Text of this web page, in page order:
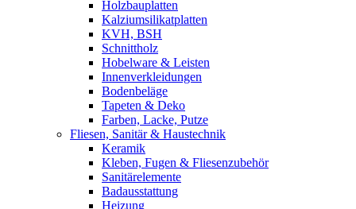
Holzbauplatten
Kalziumsilikatplatten
KVH, BSH
Schnittholz
Hobelware & Leisten
Innenverkleidungen
Bodenbeläge
Tapeten & Deko
Farben, Lacke, Putze
Fliesen, Sanitär & Haustechnik
Keramik
Kleben, Fugen & Fliesenzubehör
Sanitärelemente
Badausstattung
Heizung